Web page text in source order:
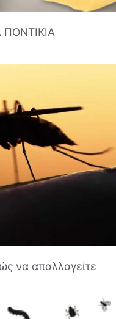
ΠΟΝΤΙΚΙΑ
να απαλλαγείτε